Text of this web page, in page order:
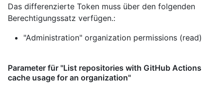
Das differenzierte Token muss über den folgenden
Berechtigungssatz verfügen.:
"Administration" organization permissions (read)
Parameter für "List repositories with GitHub Actions
cache usage for an organization"